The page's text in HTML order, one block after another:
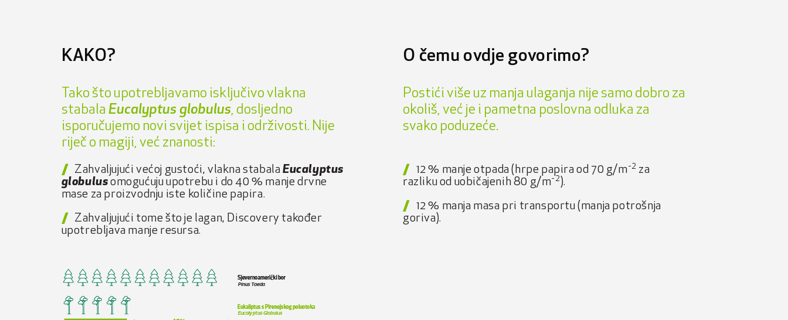
KAKO?
Tako što upotrebljavamo isključivo vlakna
stabala Eucalyptus globulus, dosljedno
isporučujemo novi svijet ispisa i održivosti. Nije
riječ o magiji, već znanosti:
Zahvaljujući većoj gustoći, vlakna stabala Eucalyptus
globulus omogućuju upotrebu i do 40 % manje drvne
mase za proizvodnju iste količine papira.
Zahvaljujući tome što je lagan, Discovery također
upotrebljava manje resursa.
O čemu ovdje govorimo?
Postići više uz manja ulaganja nije samo dobro za
okoliš, već je i pametna poslovna odluka za
svako poduzeće.
12 % manje otpada (hrpe papira od 70 g/m-2 za
razliku od uobičajenih 80 g/m-2).
12 % manja masa pri transportu (manja potrošnja
goriva).